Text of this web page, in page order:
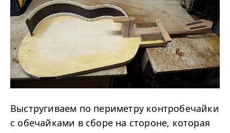
Выстругиваем по периметру контробечайки
с обечайками в сборе на стороне, которая